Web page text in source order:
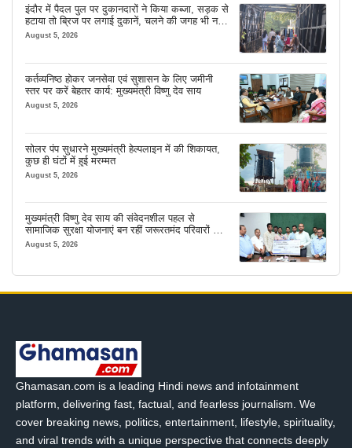
इंदौर में पैदल पुल पर दुकानदारों ने किया कब्जा, सड़क से
हटाया तो ब्रिज पर लगाई दुकानें, चलने की जगह भी नहीं
मिल रही
August 5, 2026
कर्तव्यनिष्ठ होकर जनसेवा एवं सुशासन के लिए जमीनी
स्तर पर करें बेहतर कार्य: मुख्यमंत्री विष्णु देव साय
August 5, 2026
सोलर पंप सुधारने मुख्यमंत्री हेल्पलाइन में की शिकायत,
कुछ ही घंटों में हुई मरम्मत
August 5, 2026
मुख्यमंत्री विष्णु देव साय की संवेदनशील पहल से
सामाजिक सुरक्षा योजनाएं बन रहीं जरूरतमंद परिवारों का
मजबूत सहारा
August 5, 2026
Ghamasan.com is a leading Hindi news and infotainment
platform, delivering fast, factual, and fearless journalism. We
cover breaking news, politics, entertainment, lifestyle, spirituality,
and viral trends with a unique perspective that connects deeply